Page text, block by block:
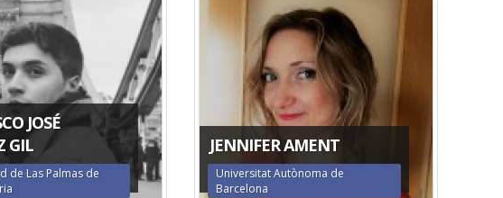
JOSÉ
GIL
de Las Palmas de
JENNIFER AMENT
Universitat Autònoma de
Barcelona